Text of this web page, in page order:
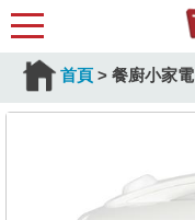
首頁 > 餐廚小家電